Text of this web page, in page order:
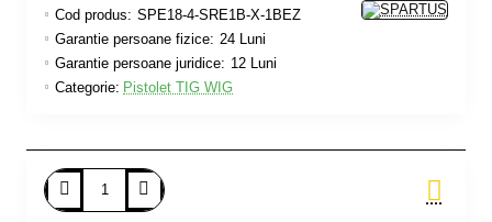
Cod produs: SPE18-4-SRE1B-X-1BEZ
Garantie persoane fizice: 24 Luni
Garantie persoane juridice: 12 Luni
Categorie: Pistolet TIG WIG